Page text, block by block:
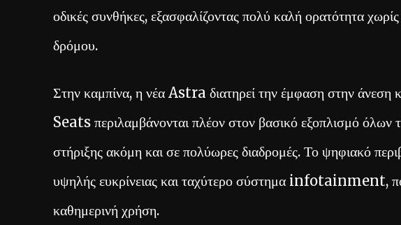
οδικές συνθήκες, εξασφαλίζοντας πολύ καλή ορατότητα
δρόμου.
Στην καμπίνα, η νέα Astra διατηρεί την έμφαση στην
Seats περιλαμβάνονται πλέον στον βασικό εξοπλισμό όλων
στήριξης ακόμη και σε πολύωρες διαδρομές. Το ψηφιακό
υψηλής ευκρίνειας και ταχύτερο σύστημα infotainment, που
καθημερινή χρήση.